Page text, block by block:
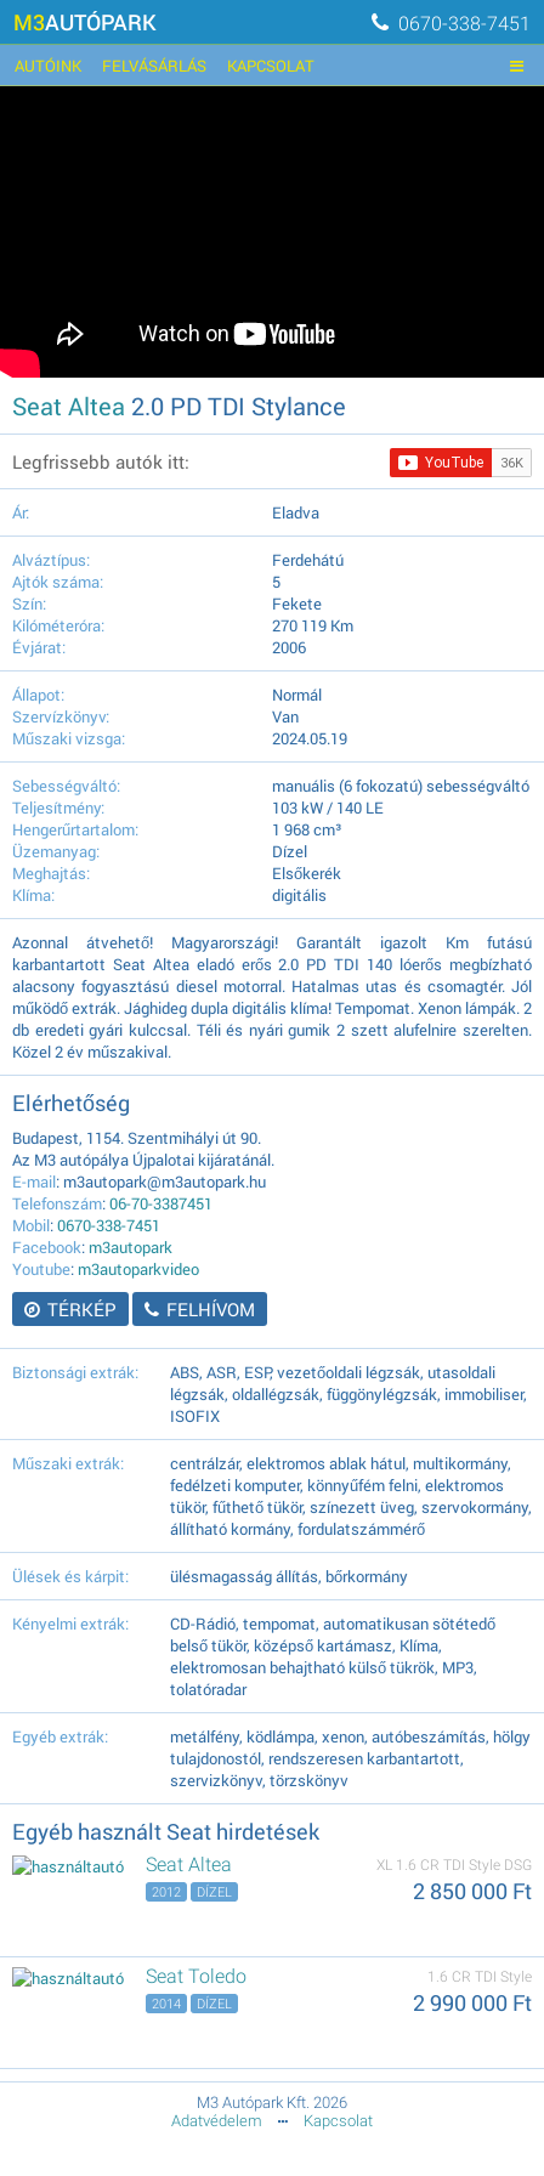
M3AUTÓPARK 0670-338-7451
AUTÓINK FELVÁSÁRLÁS KAPCSOLAT
Seat Altea 2.0 PD TDI Stylance
Legfrissebb autók itt:
Ár: Eladva
Alváztípus:
Ferdehátú
Ajtók száma:
5
Szín:
Fekete
Kilóméteróra:
270 119 Km
Évjárat:
2006
Állapot:
Normál
Szervízkönyv:
Van
Műszaki vizsga:
2024.05.19
Sebességváltó:
manuális (6 fokozatú) sebességváltó
Teljesítmény:
103 kW / 140 LE
Hengerűrtartalom:
1 968 cm³
Üzemanyag:
Dízel
Meghajtás:
Elsőkerék
Klíma:
digitális
Azonnal átvehető! Magyarországi! Garantált igazolt Km futású
karbantartott Seat Altea eladó erős 2.0 PD TDI 140 lóerős megbízható
alacsony fogyasztású diesel motorral. Hatalmas utas és csomagtér. Jól
működő extrák. Jághideg dupla digitális klíma! Tempomat. Xenon lámpák. 2
db eredeti gyári kulccsal. Téli és nyári gumik 2 szett alufelnire szerelten.
Közel 2 év műszakival.
Elérhetőség
Budapest, 1154. Szentmihályi út 90.
Az M3 autópálya Újpalotai kijáratánál.
E-mail: m3autopark@m3autopark.hu
Telefonszám:06-70-3387451
Mobil:0670-338-7451
Facebook: m3autopark
Youtube: m3autoparkvideo
TÉRKÉP FELHÍVOM
Biztonsági extrák:
ABS, ASR, ESP, vezetőoldali légzsák, utasoldali
légzsák, oldallégzsák, függönylégzsák, immobiliser,
ISOFIX
Műszaki extrák:
centrálzár, elektromos ablak hátul, multikormány,
fedélzeti komputer, könnyűfém felni, elektromos
tükör, fűthető tükör, színezett üveg, szervokormány,
állítható kormány, fordulatszámmérő
Ülések és kárpit: ülésmagasság állítás, bőrkormány
Kényelmi extrák:
CD-Rádió, tempomat, automatikusan sötétedő
belső tükör, középső kartámasz, Klíma,
elektromosan behajtható külső tükrök, MP3,
tolatóradar
Egyéb extrák:
metálfény, ködlámpa, xenon, autóbeszámítás, hölgy
tulajdonostól, rendszeresen karbantartott,
szervizkönyv, törzskönyv
Egyéb használt Seat hirdetések
Seat Altea XL 1.6 CR TDI Style DSG
2 850 000 Ft
2012 DÍZEL
Seat Toledo 1.6 CR TDI Style
2 990 000 Ft
2014 DÍZEL
M3 Autópark Kft. 2026
Adatvédelem
Kapcsolat